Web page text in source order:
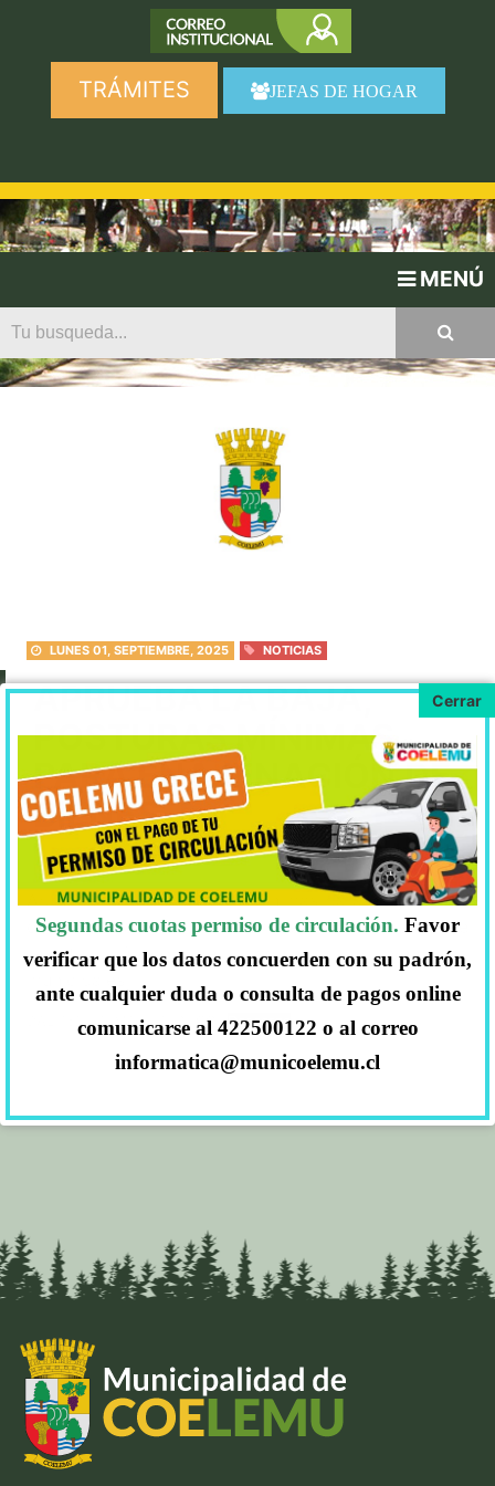
TRÁMITES JEFAS DE HOGAR
MENÚ
LUNES 01, SEPTIEMBRE, 2025 NOTICIAS
APRUEBA LA BAJA,
POSTURAS MÍNIMAS
PARA ENAJENACIÓN DE
BIENES
Aprueba la baja, posturas mínimas para enajenación
de bienes a travéz de remate público, bases de
remate público de maquinaria y vehiculos
DAE 1527 REMATE PÚBLICO Descarga
Segundas cuotas permiso de circulación. Favor
verificar que los datos concuerden con su padrón,
ante cualquier duda o consulta de pagos online
comunicarse al 422500122 o al correo
informatica@municoelemu.cl